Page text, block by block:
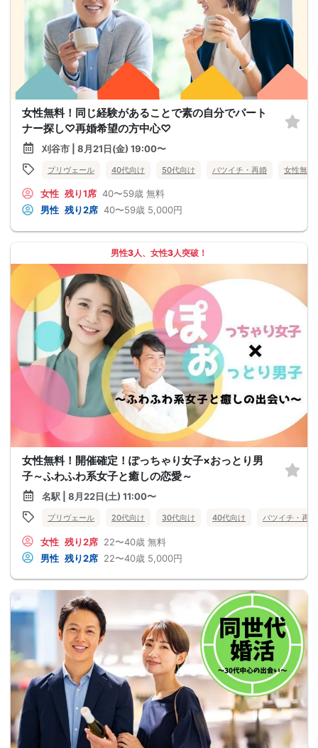
女性無料！同じ経験があることで素の自分でパート
ナー探し♡再婚希望の方中心♡
刈谷市 | 8月21日(金) 19:00〜
プリヴェール 40代向け 50代向け バツイチ・再婚 女性無料
女性 残り1席 40〜59歳 無料
男性 残り2席 40〜59歳 5,000円
男性3人、女性3人突破！
女性無料！開催確定！ぽっちゃり女子×おっとり男
子～ふわふわ系女子と癒しの恋愛～
名駅 | 8月22日(土) 11:00〜
プリヴェール 20代向け 30代向け 40代向け バツイチ・再婚
女性 残り2席 22〜40歳 無料
男性 残り2席 22〜40歳 5,000円